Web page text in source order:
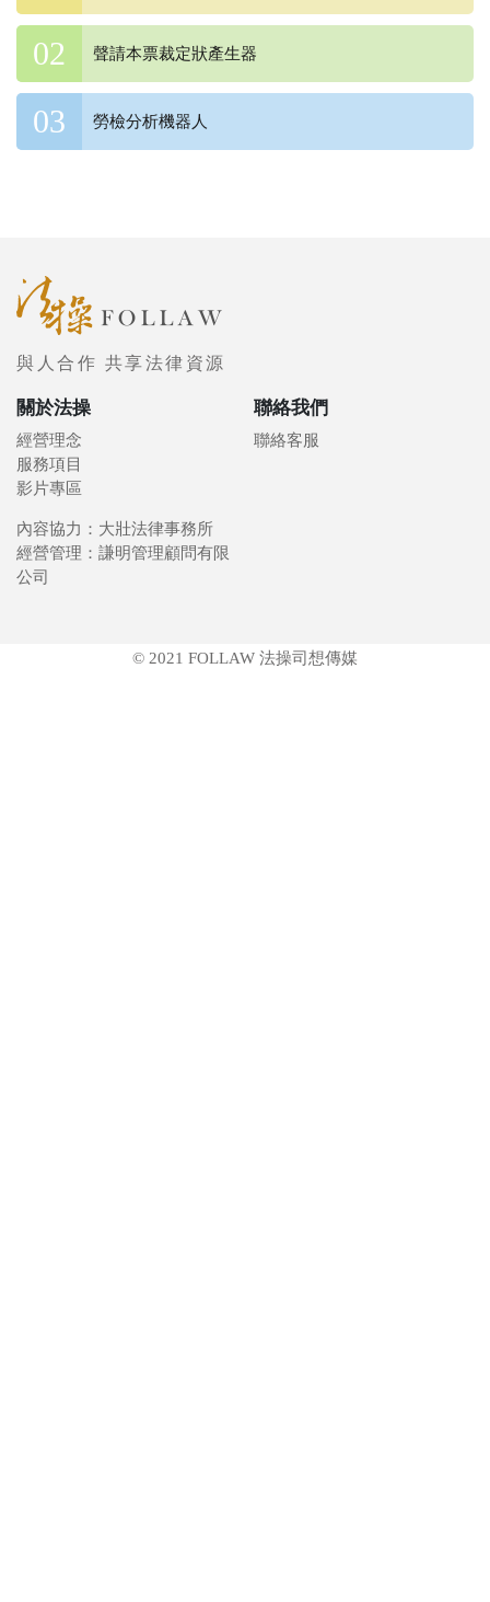
聲請本票裁定狀產生器
勞檢分析機器人
與人合作 共享法律資源
關於法操
經營理念
服務項目
影片專區
聯絡我們
聯絡客服
內容協力：大壯法律事務所
經營管理：謙明管理顧問有限
公司
© 2021 FOLLAW 法操司想傳媒